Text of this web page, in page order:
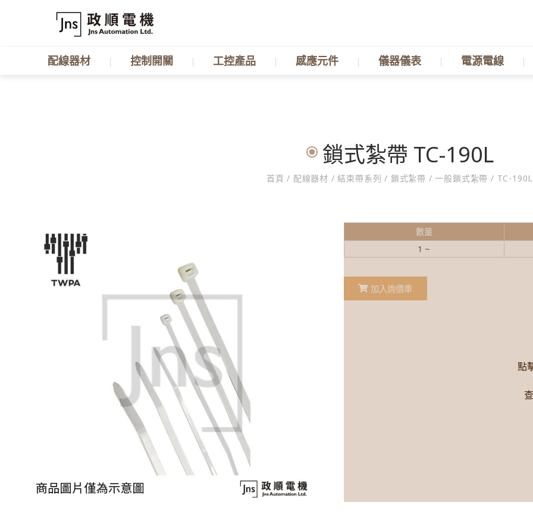
配線器材 控制開關 工控產品 感應元件 儀器儀表 電源電線
鎖式紮帶 TC-190L
首頁/ 配線器材 / 結束帶系列/ 鎖式紮帶 / 一般鎖式紮帶/ TC-190L
點
數量
1 ~
加入詢價車